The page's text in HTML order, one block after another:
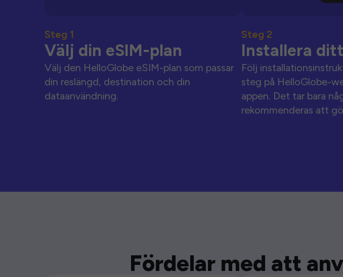
Steg 1
Välj din eSIM-plan
Välj den HelloGlobe eSIM-plan som passar
din reslängd, destination och din
dataanvändning.
Steg 2
Installera
Följ
steg på HelloGlobe-
appen. Det tar bara
rekommenderas att
Fördelar med att